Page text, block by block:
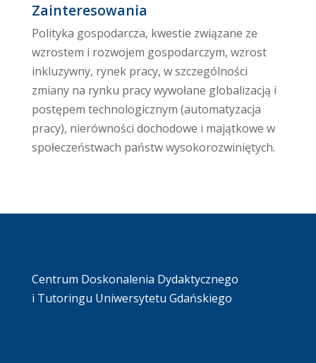
Zainteresowania
Polityka gospodarcza, kwestie związane ze
wzrostem i rozwojem gospodarczym, wzrost
inkluzywny, rynek pracy, w szczególności
zmiany na rynku pracy wywołane globalizacją i
postępem technologicznym (automatyzacja
pracy), nierówności dochodowe i majątkowe w
społeczeństwach państw wysokorozwiniętych.
Centrum Doskonalenia Dydaktycznego
i Tutoringu Uniwersytetu Gdańskiego